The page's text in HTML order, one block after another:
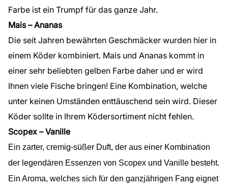
Farbe ist ein Trumpf für das ganze Jahr.
Mais – Ananas
Die seit Jahren bewährten Geschmäcker wurden hier in
einem Köder kombiniert. Mais und Ananas kommt in
einer sehr beliebten gelben Farbe daher und er wird
Ihnen viele Fische bringen! Eine Kombination, welche
unter keinen Umständen enttäuschend sein wird. Dieser
Köder sollte in Ihrem Ködersortiment nicht fehlen.
Scopex – Vanille
Ein zarter, cremig-süßer Duft, der aus einer Kombination
der legendären Essenzen von Scopex und Vanille besteht.
Ein Aroma, welches sich für den ganzjährigen Fang eignet